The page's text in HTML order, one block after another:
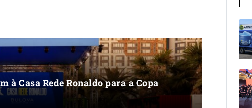
Casa Rede Ronaldo para a Copa